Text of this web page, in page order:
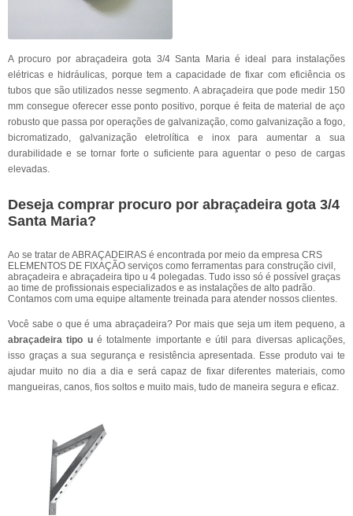
A procuro por abraçadeira gota 3/4 Santa Maria é ideal para instalações
elétricas e hidráulicas, porque tem a capacidade de fixar com eficiência os
tubos que são utilizados nesse segmento. A abraçadeira que pode medir 150
mm consegue oferecer esse ponto positivo, porque é feita de material de aço
robusto que passa por operações de galvanização, como galvanização a fogo,
bicromatizado, galvanização eletrolítica e inox para aumentar a sua
durabilidade e se tornar forte o suficiente para aguentar o peso de cargas
elevadas.
Deseja comprar procuro por abraçadeira gota 3/4
Santa Maria?
Ao se tratar de ABRAÇADEIRAS é encontrada por meio da empresa CRS
ELEMENTOS DE FIXAÇÃO serviços como ferramentas para construção civil,
abraçadeira e abraçadeira tipo u 4 polegadas. Tudo isso só é possível graças
ao time de profissionais especializados e as instalações de alto padrão.
Contamos com uma equipe altamente treinada para atender nossos clientes.
Você sabe o que é uma abraçadeira? Por mais que seja um item pequeno, a
abraçadeira tipo ué totalmente importante e útil para diversas aplicações,
isso graças a sua segurança e resistência apresentada. Esse produto vai te
ajudar muito no dia a dia e será capaz de fixar diferentes materiais, como
mangueiras, canos, fios soltos e muito mais, tudo de maneira segura e eficaz.